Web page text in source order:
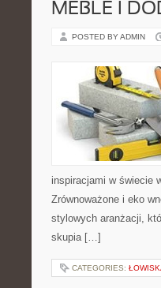
MEBLE I
POSTED BY ADMIN
inspiracjami w świecie
Zrównoważone i eko
stylowych aranżacji,
skupia […]
CATEGORIES: